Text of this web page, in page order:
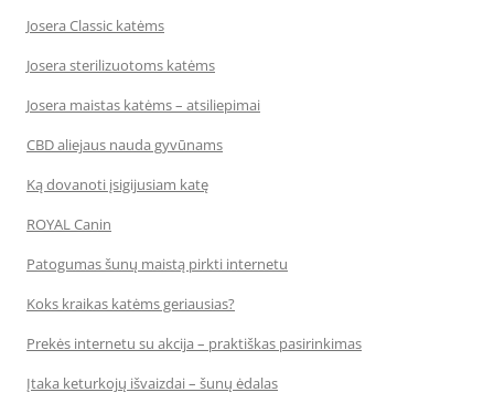
Josera Classic katėms
Josera sterilizuotoms katėms
Josera maistas katėms – atsiliepimai
CBD aliejaus nauda gyvūnams
Ką dovanoti įsigijusiam katę
ROYAL Canin
Patogumas šunų maistą pirkti internetu
Koks kraikas katėms geriausias?
Prekės internetu su akcija – praktiškas pasirinkimas
Įtaka keturkojų išvaizdai – šunų ėdalas